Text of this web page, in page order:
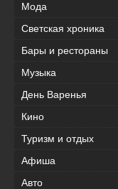
Мода
Светская хроника
Бары и рестораны
Музыка
День Варенья
Кино
Туризм и отдых
Афиша
Авто